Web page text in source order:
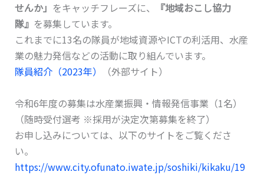
せんか」 をキャッチフレーズに、
『地域おこし協力
隊』 を募集しています。
これまでに13名の隊員が地域資源やICTの利活用、水産
業の魅力発信などの活動に取り組んでいます。
隊員紹介（2023年）
（外部サイト）
令和6年度の募集は水産業振興・情報発信事業（1名）
（随時受付選考 ※採用が決定次第募集を終了）
お申し込みについては、以下のサイトをご覧くださ
い。
https://www.city.ofunato.iwate.jp/soshiki/kikaku/19